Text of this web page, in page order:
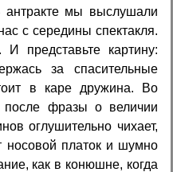
антракте мы выслушали
с середины спектакля.
представьте картину:
за спасительные
в каре дружина. Во
после фразы о величии
оглушительно чихает,
носовой платок и шумно
как в конюшне, когда